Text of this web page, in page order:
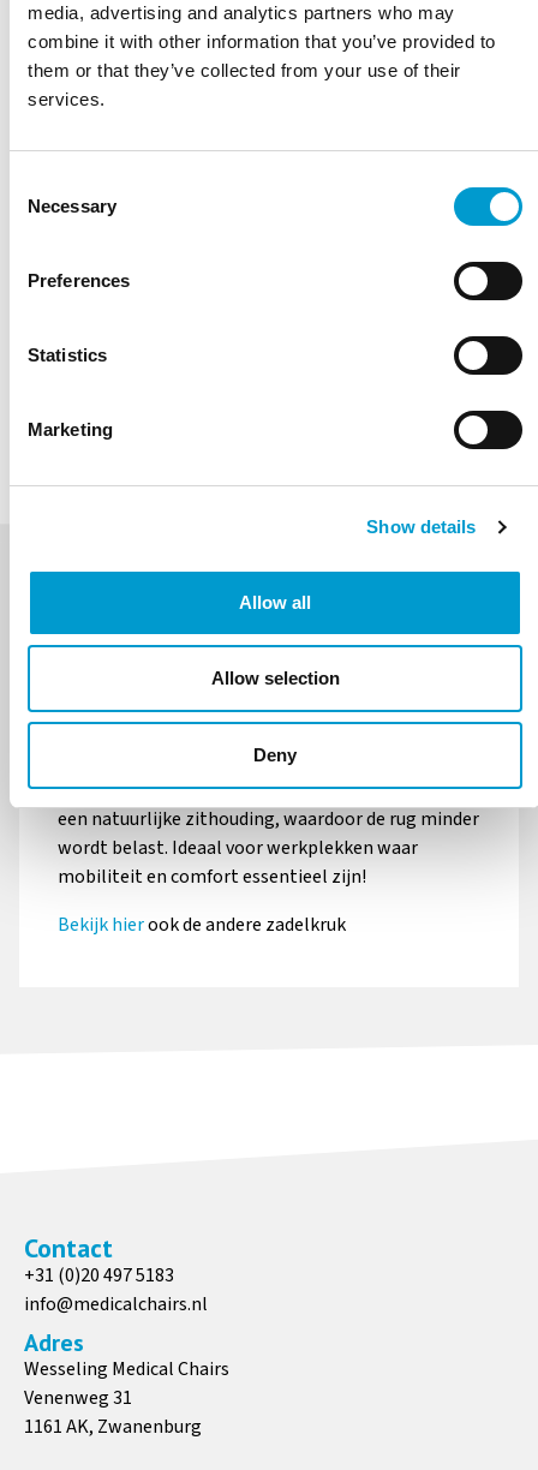
media, advertising and analytics partners who may
combine it with other information that you’ve provided to
them or that they’ve collected from your use of their
services.
Selection
Necessary
Preferences
Statistics
Marketing
Show details
Allow all
Allow selection
Deny
Lees meer
Breed assortiment behandel- en onderzoekstafels
Service, onderdelen en ondersteuning op lange termijn
Ontwikkeld en geproduceerd in Nederland
Robuuste kwaliteit voor intensief dagelijks gebruik
Hoogte
Kies een optie
Voetenring
Meer informatie
Vrijlopende wielen Ø65mm
Meer informatie
OFFERTE AANVRAGEN
De Finn PU is ontworpen voor een comfortabele en
ergonomische zithouding. Dankzij de stevige
zwarte PU zitting biedt deze kruk optimale
ondersteuning. De ergonomische vorm zorgt voor
een natuurlijke zithouding, waardoor de rug minder
wordt belast. Ideaal voor werkplekken waar
mobiliteit en comfort essentieel zijn!
Bekijk hierook de andere zadelkruk
Contact
+31 (0)20 497 5183
info@medicalchairs.nl
Adres
Wesseling Medical Chairs
Venenweg 31
1161 AK, Zwanenburg